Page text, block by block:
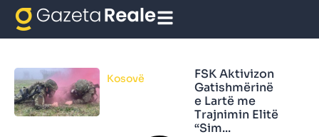
Simboli i Ujkut
Kosovë
FSK Aktivizon
Gatishmërinë
e Lartë me
Trajnimin Elitë
“Sim...